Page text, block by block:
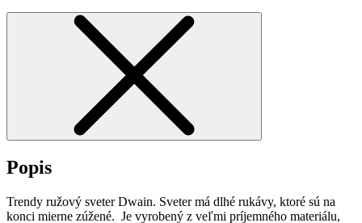
Popis
Trendy ružový sveter Dwain. Sveter má dlhé rukávy, ktoré sú na
konci mierne zúžené. Je vyrobený z veľmi príjemného materiálu,